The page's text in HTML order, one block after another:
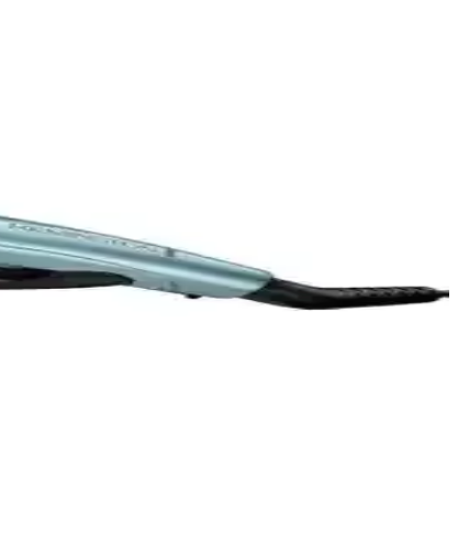
daha uygun olduğunu keşfedin.
Aracı
ayarları ve güvenlik özellikleriyle kullanıcı dostudur.
öne çıkıyor.